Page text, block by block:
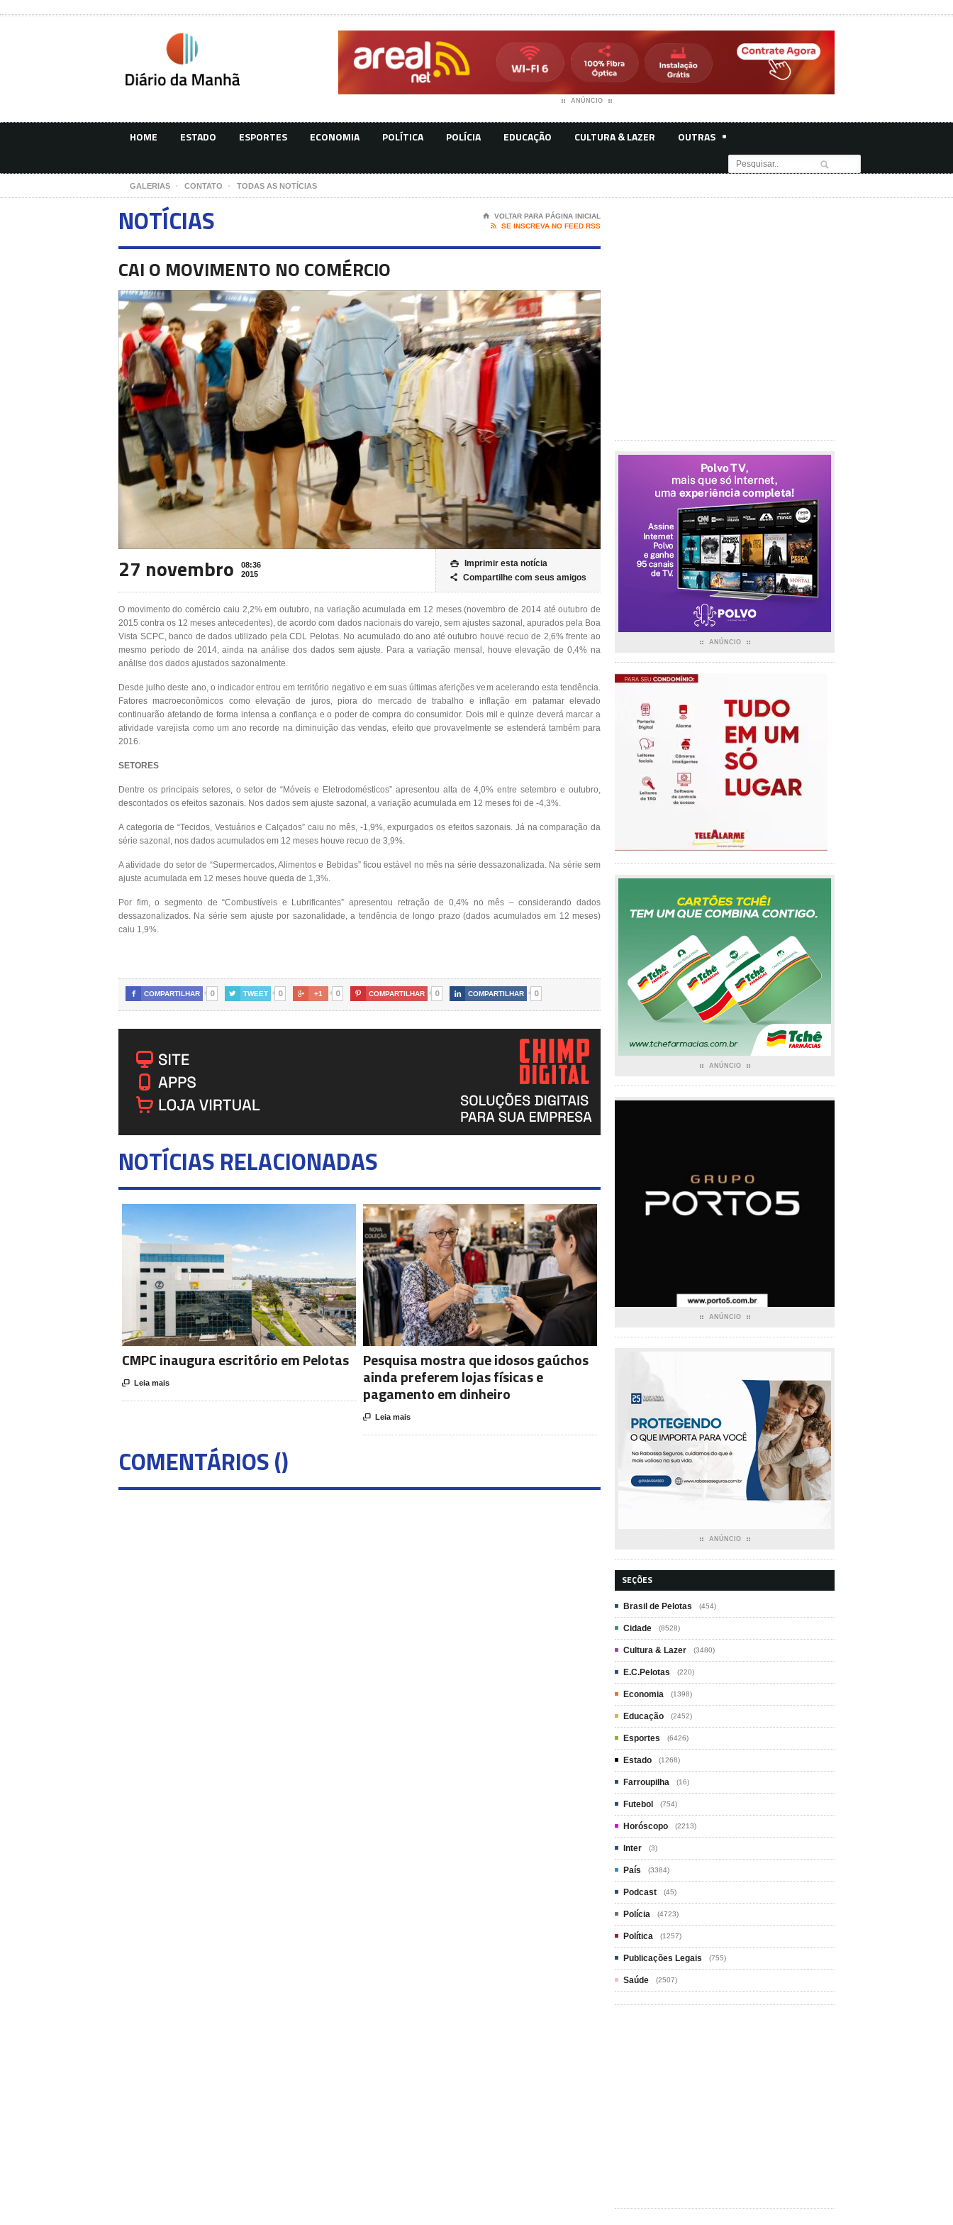
ANÚNCIO
HOME ESTADO ESPORTES ECONOMIA POLÍTICA POLÍCIA EDUCAÇÃO CULTURA & LAZER OUTRAS
GALERIAS CONTATO TODAS AS NOTÍCIAS
NOTÍCIAS ⌂
VOLTAR PARA PÁGINA INICIAL

SE INSCREVA NO FEED RSS
CAI O MOVIMENTO NO COMÉRCIO
27 novembro
08:36
2015
 Imprimir esta notícia
 Compartilhe com seus amigos
O movimento do comércio caiu 2,2% em outubro, na variação acumulada em 12 meses (novembro de 2014 até outubro de
2015 contra os 12 meses antecedentes), de acordo com dados nacionais do varejo, sem ajustes sazonal, apurados pela Boa
Vista SCPC, banco de dados utilizado pela CDL Pelotas. No acumulado do ano até outubro houve recuo de 2,6% frente ao
mesmo período de 2014, ainda na análise dos dados sem ajuste. Para a variação mensal, houve elevação de 0,4% na
análise dos dados ajustados sazonalmente.
Desde julho deste ano, o indicador entrou em território negativo e em suas últimas aferições vem acelerando esta tendência.
Fatores macroeconômicos como elevação de juros, piora do mercado de trabalho e inflação em patamar elevado
continuarão afetando de forma intensa a confiança e o poder de compra do consumidor. Dois mil e quinze deverá marcar a
atividade varejista como um ano recorde na diminuição das vendas, efeito que provavelmente se estenderá também para
2016.
SETORES
Dentre os principais setores, o setor de “Móveis e Eletrodomésticos” apresentou alta de 4,0% entre setembro e outubro,
descontados os efeitos sazonais. Nos dados sem ajuste sazonal, a variação acumulada em 12 meses foi de -4,3%.
A categoria de “Tecidos, Vestuários e Calçados” caiu no mês, -1,9%, expurgados os efeitos sazonais. Já na comparação da
série sazonal, nos dados acumulados em 12 meses houve recuo de 3,9%.
A atividade do setor de “Supermercados, Alimentos e Bebidas” ficou estável no mês na série dessazonalizada. Na série sem
ajuste acumulada em 12 meses houve queda de 1,3%.
Por fim, o segmento de “Combustíveis e Lubrificantes” apresentou retração de 0,4% no mês – considerando dados
dessazonalizados. Na série sem ajuste por sazonalidade, a tendência de longo prazo (dados acumulados em 12 meses)
caiu 1,9%.
 COMPARTILHAR 0  TWEET 0  +1 0  COMPARTILHAR 0  COMPARTILHAR 0
NOTÍCIAS RELACIONADAS
CMPC inaugura escritório em Pelotas
 Leia mais
Pesquisa mostra que idosos gaúchos
ainda preferem lojas físicas e
pagamento em dinheiro
 Leia mais
COMENTÁRIOS ()
ANÚNCIO
ANÚNCIO
ANÚNCIO
ANÚNCIO
SEÇÕES
Brasil de Pelotas (454)
Cidade (8528)
Cultura & Lazer (3480)
E.C.Pelotas (220)
Economia (1398)
Educação (2452)
Esportes (6426)
Estado (1268)
Farroupilha (16)
Futebol (754)
Horóscopo (2213)
Inter (3)
País (3384)
Podcast (45)
Polícia (4723)
Política (1257)
Publicações Legais (755)
Saúde (2507)